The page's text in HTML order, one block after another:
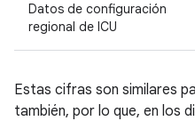
Datos de configuración
regional de ICU
Estas cifras son similares
también, por lo que, en los